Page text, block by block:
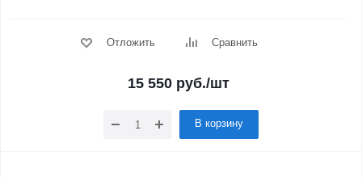
Отложить Сравнить
15 550руб./шт
В корзину